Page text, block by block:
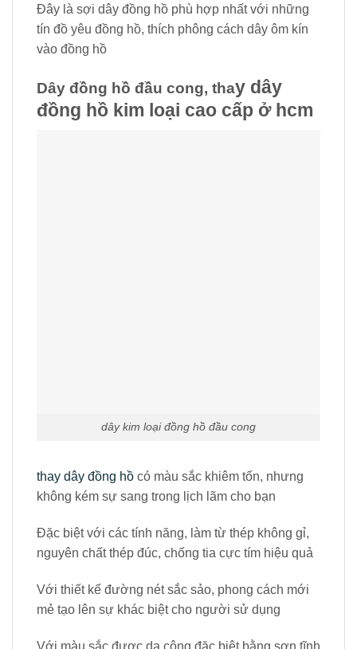
Đây là sợi dây đồng hồ phù hợp nhất với những
tín đồ yêu đồng hồ, thích phông cách dây ôm kín
vào đồng hồ
Dây đồng hồ đầu cong, thay dây
đồng hồ kim loại cao cấp ở hcm
dây kim loại đồng hồ đầu cong
thay dây đồng hồ có màu sắc khiêm tốn, nhưng
không kém sự sang trong lịch lãm cho bạn
Đặc biệt với các tính năng, làm từ thép không gỉ,
nguyên chất thép đúc, chống tia cực tím hiệu quả
Với thiết kế đường nét sắc sảo, phong cách mới
mẻ tạo lên sự khác biệt cho người sử dụng
Với màu sắc được da công đặc biệt bằng sơn tĩnh